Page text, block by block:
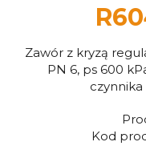
Zawór z kryzą
PN 6, ps 600
czynnika
Kod